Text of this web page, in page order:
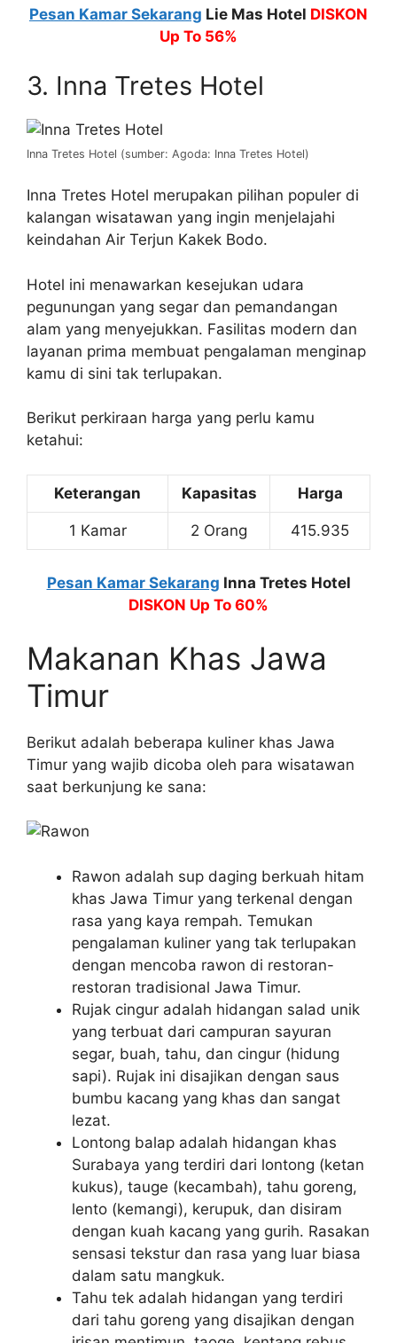
Pesan Kamar Sekarang Lie Mas Hotel DISKON
Up To 56%
3. Inna Tretes Hotel
Inna Tretes Hotel (sumber: Agoda: Inna Tretes Hotel)
Inna Tretes Hotel merupakan pilihan populer di
kalangan wisatawan yang ingin menjelajahi
keindahan Air Terjun Kakek Bodo.
Hotel ini menawarkan kesejukan udara
pegunungan yang segar dan pemandangan
alam yang menyejukkan. Fasilitas modern dan
layanan prima membuat pengalaman menginap
kamu di sini tak terlupakan.
Berikut perkiraan harga yang perlu kamu
ketahui:
Keterangan Kapasitas Harga
1 Kamar 2 Orang 415.935
Pesan Kamar Sekarang Inna Tretes Hotel
DISKON Up To 60%
Makanan Khas Jawa
Timur
Berikut adalah beberapa kuliner khas Jawa
Timur yang wajib dicoba oleh para wisatawan
saat berkunjung ke sana:
Rawon adalah sup daging berkuah hitam
khas Jawa Timur yang terkenal dengan
rasa yang kaya rempah. Temukan
pengalaman kuliner yang tak terlupakan
dengan mencoba rawon di restoran-
restoran tradisional Jawa Timur.
Rujak cingur adalah hidangan salad unik
yang terbuat dari campuran sayuran
segar, buah, tahu, dan cingur (hidung
sapi). Rujak ini disajikan dengan saus
bumbu kacang yang khas dan sangat
lezat.
Lontong balap adalah hidangan khas
Surabaya yang terdiri dari lontong (ketan
kukus), tauge (kecambah), tahu goreng,
lento (kemangi), kerupuk, dan disiram
dengan kuah kacang yang gurih. Rasakan
sensasi tekstur dan rasa yang luar biasa
dalam satu mangkuk.
Tahu tek adalah hidangan yang terdiri
dari tahu goreng yang disajikan dengan